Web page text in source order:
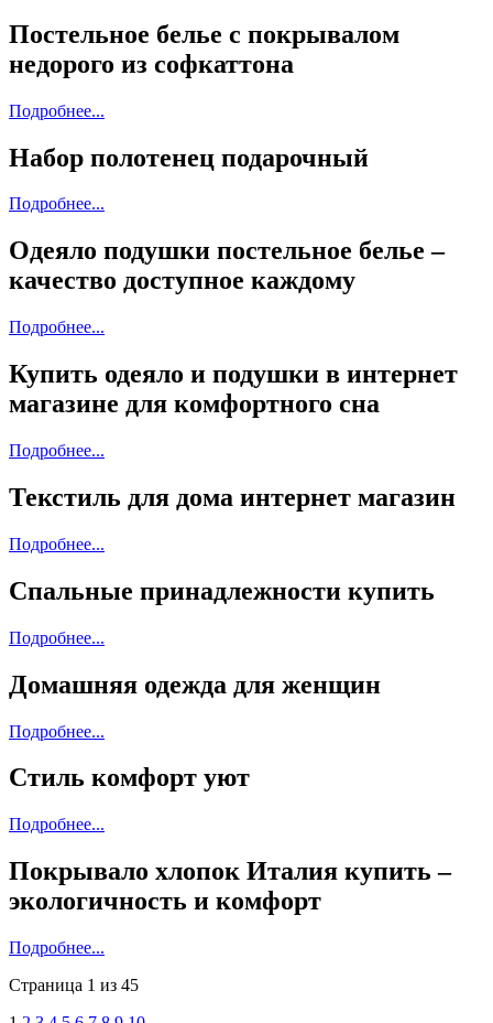
Постельное белье с покрывалом
недорого из софкаттона
Подробнее...
Набор полотенец подарочный
Подробнее...
Одеяло подушки постельное белье –
качество доступное каждому
Подробнее...
Купить одеяло и подушки в интернет
магазине для комфортного сна
Подробнее...
Текстиль для дома интернет магазин
Подробнее...
Спальные принадлежности купить
Подробнее...
Домашняя одежда для женщин
Подробнее...
Стиль комфорт уют
Подробнее...
Покрывало хлопок Италия купить –
экологичность и комфорт
Подробнее...
Страница 1 из 45